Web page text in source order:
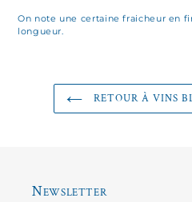
On note une certaine fraicheur en
longueur.
RETOUR À VINS
Newsletter